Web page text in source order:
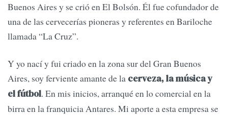
Buenos Aires y se crió en El Bolsón. Él fue cofundador de
una de las cervecerías pioneras y referentes en Bariloche
llamada “La Cruz”.
Y yo nací y fui criado en la zona sur del Gran Buenos
Aires, soy ferviente amante de la cerveza, la música y
el fútbol. En mis inicios, arranqué en lo comercial en la
birra en la franquicia Antares. Mi aporte a esta empresa se